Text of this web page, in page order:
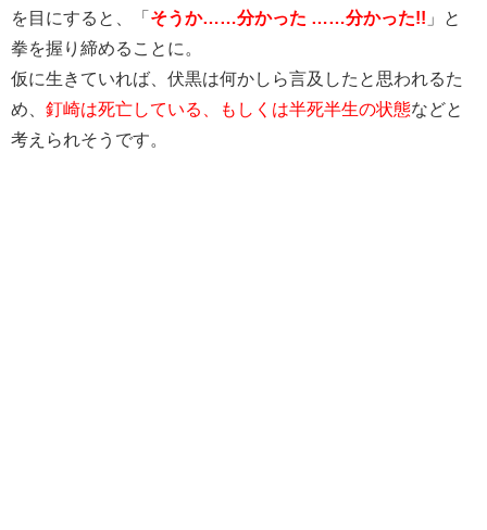
を目にすると、「 そうか……分かった ……分かった!! 」と
拳を握り締めることに。
仮に生きていれば、伏黒は何かしら言及したと思われるた
め、 釘崎は死亡している、もしくは半死半生の状態などと
考えられそうです。